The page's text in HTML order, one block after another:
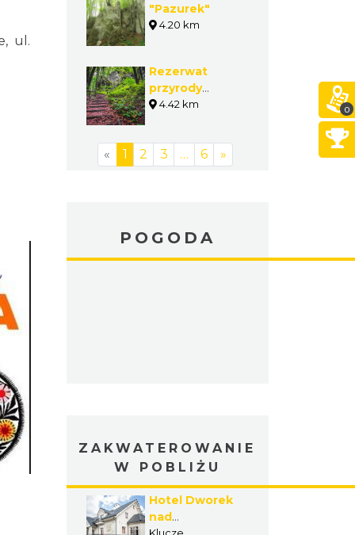
ul.
"Pazurek"
4.20 km
Rezerwat
przyrody
Pazurek
4.42 km
« 1 2 3 … 6 »
POGODA
ZAKWATEROWANIE
W POBLIŻU
Hotel Dworek
nad
0